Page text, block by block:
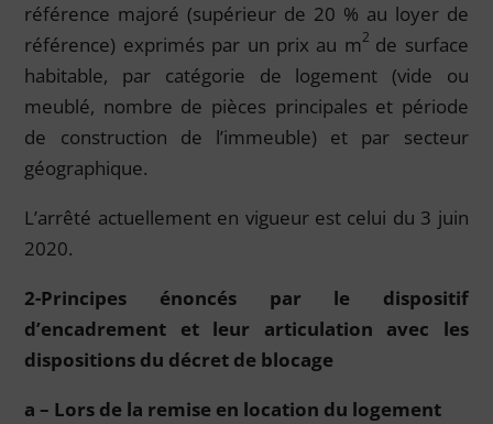
référence majoré (supérieur de 20 % au loyer de
référence) exprimés par un prix au m2 de surface
habitable, par catégorie de logement (vide ou
meublé, nombre de pièces principales et période
de construction de l’immeuble) et par secteur
géographique.
L’arrêté actuellement en vigueur est celui du 3 juin
2020.
2-Principes énoncés par le dispositif
d’encadrement et leur articulation avec les
dispositions du décret de blocage
a – Lors de la remise en location du logement